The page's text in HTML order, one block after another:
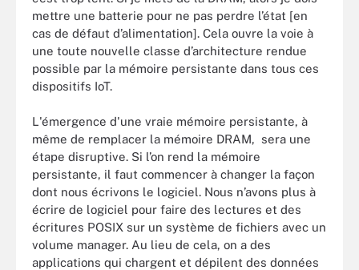
mettre une batterie pour ne pas perdre l’état [en
cas de défaut d’alimentation]. Cela ouvre la voie à
une toute nouvelle classe d’architecture rendue
possible par la mémoire persistante dans tous ces
dispositifs IoT.
L'émergence d'une vraie mémoire persistante, à
même de remplacer la mémoire DRAM, sera une
étape disruptive. Si l’on rend la mémoire
persistante, il faut commencer à changer la façon
dont nous écrivons le logiciel. Nous n’avons plus à
écrire de logiciel pour faire des lectures et des
écritures POSIX sur un système de fichiers avec un
volume manager. Au lieu de cela, on a des
applications qui chargent et dépilent des données